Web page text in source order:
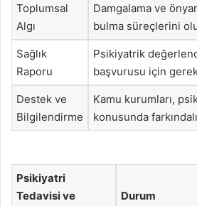
Toplumsal
Algı
Damgalama ve
bulma süreçlerini
Sağlık
Raporu
Psikiyatrik
başvurusu için
Destek ve
Bilgilendirme
Kamu kurumları,
konusunda
Psikiyatri
Tedavisi ve
Durum